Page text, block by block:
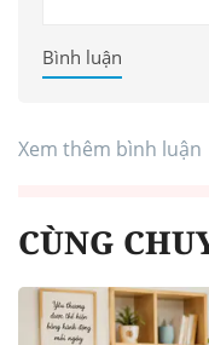
Bình luận
Xem thêm bình luận
CÙNG